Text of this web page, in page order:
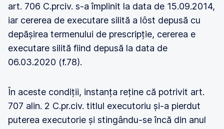
art. 706 C.prciv. s-a împlinit la data de 15.09.2014,
iar cererea de executare silită a lôst depusă cu
depășirea termenului de prescripție, cererea e
executare silită fiind depusă la data de
06.03.2020 (f.78).
În aceste condiții, instanța reține că potrivit art.
707 alin. 2 C.pr.civ. titlul executoriu și-a pierdut
puterea executorie și stingându-se încă din anul